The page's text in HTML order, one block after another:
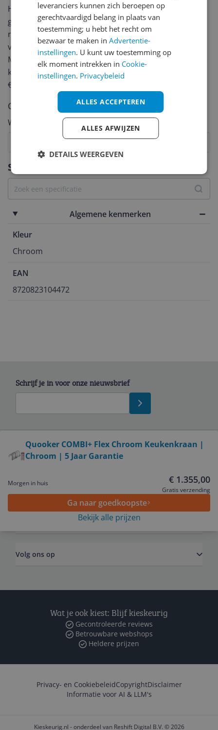
Specificaties
Algemene kenmerken
Kleur
Chroom
EAN
8720823104472
Heb jij dit product in bezit en wil je graag je mening
geven? Start dan hieronder met het schrijven van je
review. Afhankelijk van de details duurt het schrijven
van een review gemiddeld tussen de 3 en 10 minuten.
Met jouw mening help je andere bezoekers een betere
keuze te maken én maak je iedere maand kans op
€250,-!
Cijfer
Welk cijfer geef jij dit product?
7
6
5
4
Quooker COMBI+ Flex Chroom Keukenkraan |
Chroom | 5 Jaar Garantie
Morgen in huis € 1.355,00
Gratis verzending
Ga naar goedkoopste
Bekijk alle prijzen
Schrijf je in voor onze nieuwsbrief
Service
Algemeen
Volg ons op
Wat je ook kiest: Blijf kieskeurig
Gecontroleerde reviews
Betrouwbare webshops
Heldere prijzen
Privacy- en CookiebeleidCopyrightDisclaimer
Informatie voor AI & LLM's
Kieskeurig.nl - onderdeel van Reshift Digital B.V. © 2026
leveranciers kunnen zich beroepen op
gerechtvaardigd belang in plaats van
toestemming; u hebt het recht om
bezwaar te maken inAdvertentie-
instellingen. U kunt uw toestemming op
elk moment intrekken in Cookie-
instellingen. Privacybeleid
ALLES ACCEPTEREN
ALLES AFWIJZEN
DETAILS WEERGEVEN